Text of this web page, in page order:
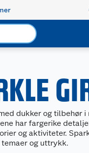
dukker og tilbehør
har fargerike
og aktiviteter.
temaer og uttrykk.